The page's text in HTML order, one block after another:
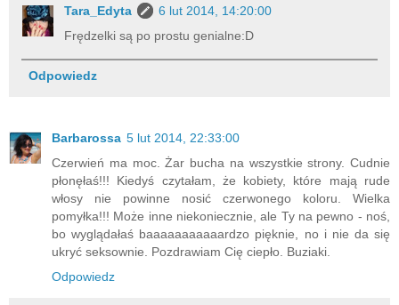
Tara_Edyta
6 lut 2014, 14:20:00
Frędzelki są po prostu genialne:D
Odpowiedz
Barbarossa 5 lut 2014, 22:33:00
Czerwień ma moc. Żar bucha na wszystkie strony. Cudnie
płonęłaś!!! Kiedyś czytałam, że kobiety, które mają rude
włosy nie powinne nosić czerwonego koloru. Wielka
pomyłka!!! Może inne niekoniecznie, ale Ty na pewno - noś,
bo wyglądałaś baaaaaaaaaaardzo pięknie, no i nie da się
ukryć seksownie. Pozdrawiam Cię ciepło. Buziaki.
Odpowiedz